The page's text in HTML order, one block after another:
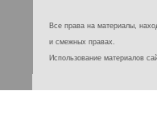
Все права на материалы,
и смежных правах.
Использование материалов